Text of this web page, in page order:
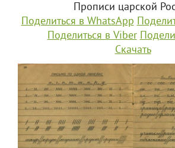
Прописи царской
Поделиться в WhatsApp
Поделиться в Viber
Скачать